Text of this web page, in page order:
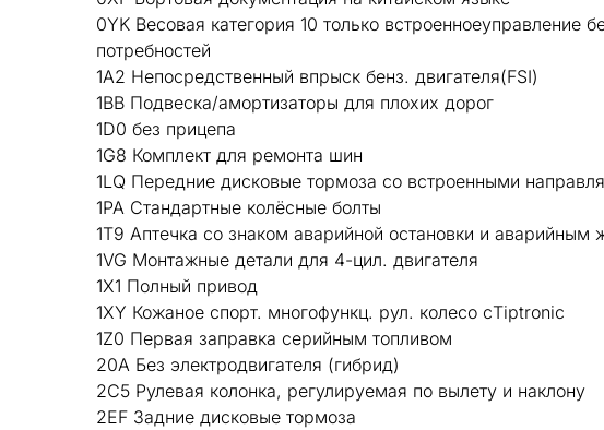
0YK Весовая категория 10 только встроенноеуправление
потребностей
1A2 Непосредственный впрыск бенз. двигателя(FSI)
1BB Подвеска/амортизаторы для плохих дорог
1D0 без прицепа
1G8 Комплект для ремонта шин
1LQ Передние дисковые тормоза со встроенными
1PA Стандартные колёсные болты
1T9 Аптечка со знаком аварийной остановки и аварийным
1VG Монтажные детали для 4-цил. двигателя
1X1 Полный привод
1XY Кожаное спорт. многофункц. рул. колесо сTiptronic
1Z0 Первая заправка серийным топливом
20A Без электродвигателя (гибрид)
2C5 Рулевая колонка, регулируемая по вылету и наклону
2EF Задние дисковые тормоза